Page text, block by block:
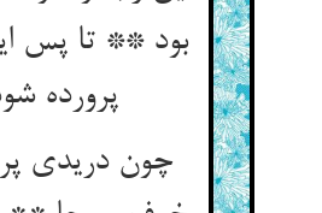
بود ** تا پس
پرورده
چون دریدی